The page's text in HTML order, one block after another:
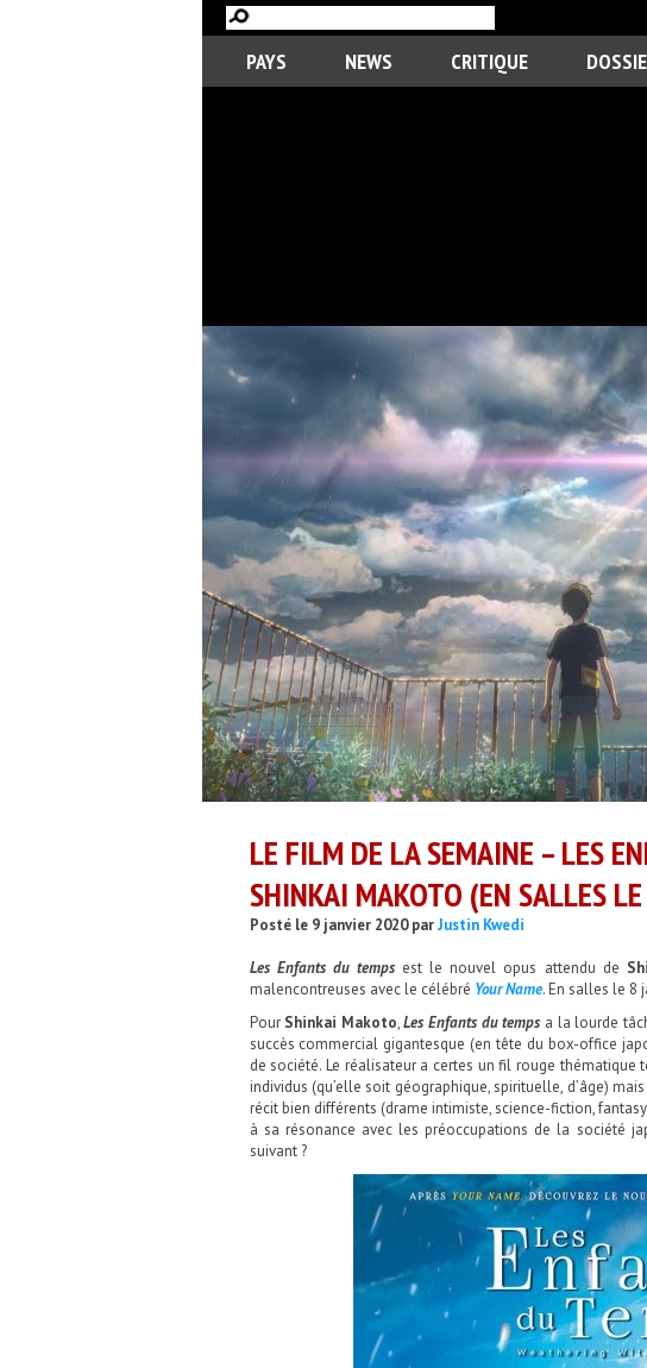
PAYS NEWS CRITIQUE
LE FILM DE LA SEMAINE – LES
SHINKAI MAKOTO (EN SALLES
Posté le 9 janvier 2020 parJustin Kwedi
Les Enfants du tempsest le nouvel opus attendu de
malencontreuses avec le célébré Your Name. En salles le 8
Pour Shinkai Makoto,Les Enfants du temps a la lourde
succès commercial gigantesque (en tête du box-office
de société. Le réalisateur a certes un fil rouge
individus (qu’elle soit géographique, spirituelle, d’âge)
récit bien différents (drame intimiste, science-fiction,
à sa résonance avec les préoccupations de la société
suivant ?